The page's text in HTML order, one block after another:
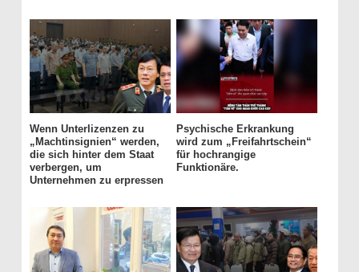
Wenn Unterlizenzen zu
„Machtinsignien“ werden,
die sich hinter dem Staat
verbergen, um
Unternehmen zu erpressen
Psychische Erkrankung
wird zum „Freifahrtschein“
für hochrangige
Funktionäre.